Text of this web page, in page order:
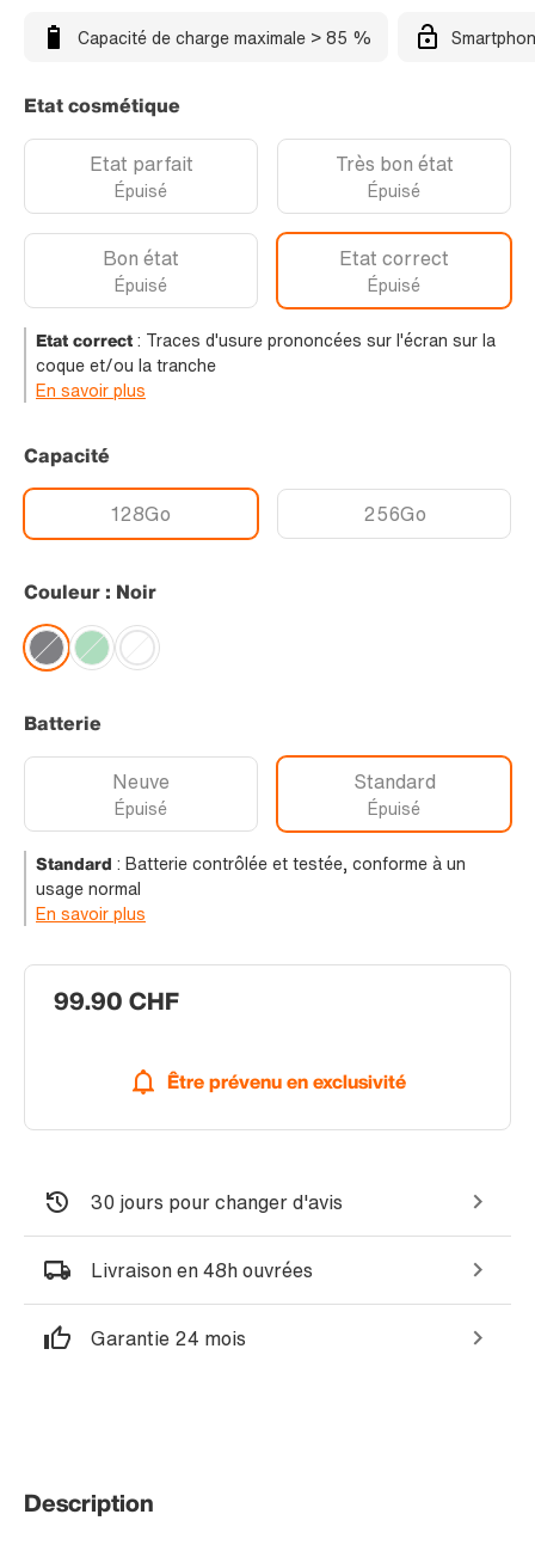
Capacité de charge maximale > 85 %
99.90 CHF
Être prévenu en exclusivité
Etat cosmétique
Etat parfait
Épuisé
Très bon état
Épuisé
Bon état
Épuisé
Etat correct
Épuisé
Etat correct: Traces d'usure prononcées sur l'écran sur la
coque et/ou la tranche
En savoir plus
Capacité
128Go 256Go
Couleur : Noir
Batterie
Neuve
Épuisé
Standard
Épuisé
Standard : Batterie contrôlée et testée, conforme à un
usage normal
En savoir plus
30 jours pour changer d'avis
Livraison en 48h ouvrées
Garantie 24 mois
Description